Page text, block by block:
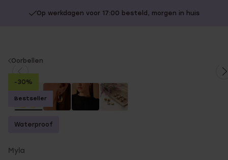
Op werkdagen voor 17:00 besteld, morgen in huis
You
are
here:
Oorbellen
-30%
Bestseller
Waterproof
Myla